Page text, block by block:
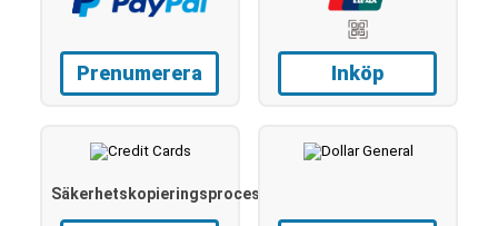
Prenumerera Inköp
Säkerhetskopieringsprocess